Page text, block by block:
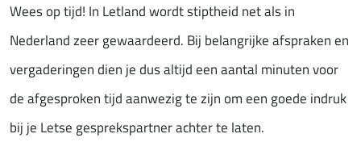
Wees op tijd! In Letland wordt stiptheid net als in
Nederland zeer gewaardeerd. Bij belangrijke afspraken en
vergaderingen dien je dus altijd een aantal minuten voor
de afgesproken tijd aanwezig te zijn om een goede indruk
bij je Letse gesprekspartner achter te laten.